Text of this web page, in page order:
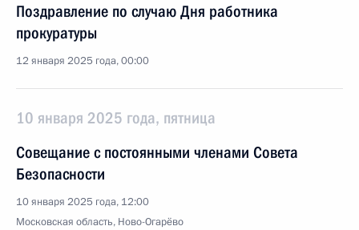
Поздравление по случаю Дня работника
прокуратуры
12 января 2025 года, 00:00
10 января 2025 года, пятница
Совещание с постоянными членами Совета
Безопасности
10 января 2025 года, 12:00
Московская область, Ново-Огарёво